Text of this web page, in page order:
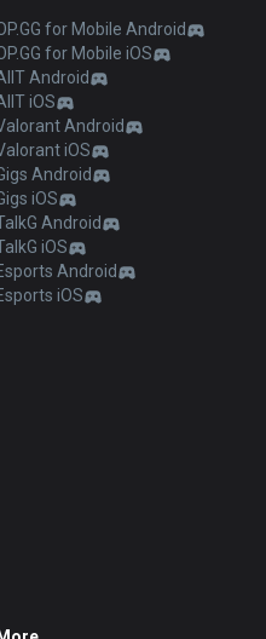
for Mobile Android
for Mobile iOS
Android
iOS
Android
iOS
Android
iOS
Android
iOS
Android
iOS